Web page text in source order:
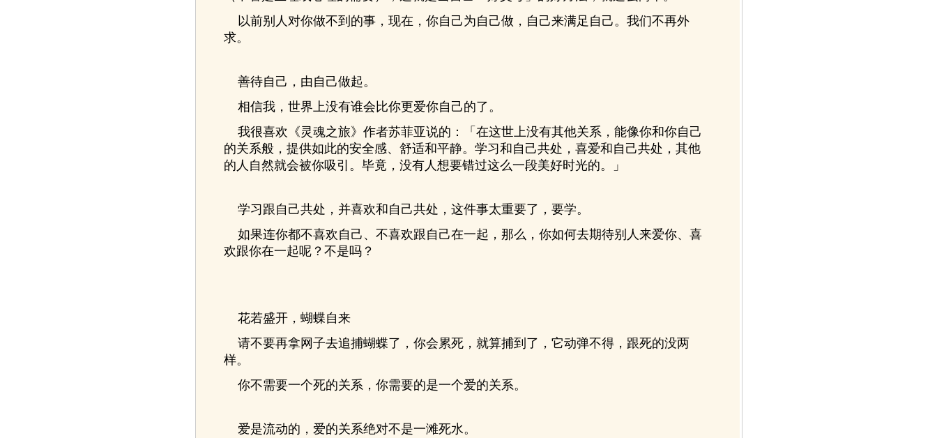
以前别人对你做不到的事，现在，你自己为自己做，自己来满足自己。我们不再外
求。
善待自己，由自己做起。
相信我，世界上没有谁会比你更爱你自己的了。
我很喜欢《灵魂之旅》作者苏菲亚说的：「在这世上没有其他关系，能像你和你自己
的关系般，提供如此的安全感、舒适和平静。学习和自己共处，喜爱和自己共处，其他
的人自然就会被你吸引。毕竟，没有人想要错过这么一段美好时光的。」
学习跟自己共处，并喜欢和自己共处，这件事太重要了，要学。
如果连你都不喜欢自己、不喜欢跟自己在一起，那么，你如何去期待别人来爱你、喜
欢跟你在一起呢？不是吗？
花若盛开，蝴蝶自来
请不要再拿网子去追捕蝴蝶了，你会累死，就算捕到了，它动弹不得，跟死的没两
样。
你不需要一个死的关系，你需要的是一个爱的关系。
爱是流动的，爱的关系绝对不是一滩死水。